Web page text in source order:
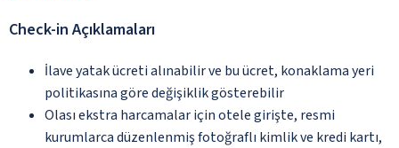
Check-in Açıklamaları
İlave yatak ücreti alınabilir ve bu ücret, konaklama yeri
politikasına göre değişiklik gösterebilir
Olası ekstra harcamalar için otele girişte, resmi
kurumlarca düzenlenmiş fotoğraflı kimlik ve kredi kartı,